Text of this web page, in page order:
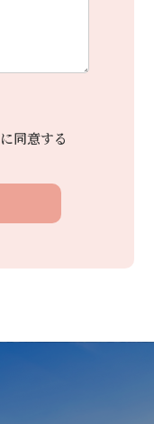
同意する